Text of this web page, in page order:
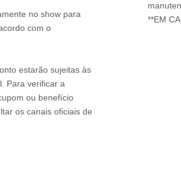
no show para
com o
estarão sujeitas às
Para verificar a
ou benefício
os canais oficiais de